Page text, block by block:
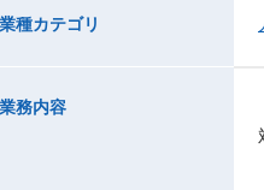
業種カテゴリ
業務内容